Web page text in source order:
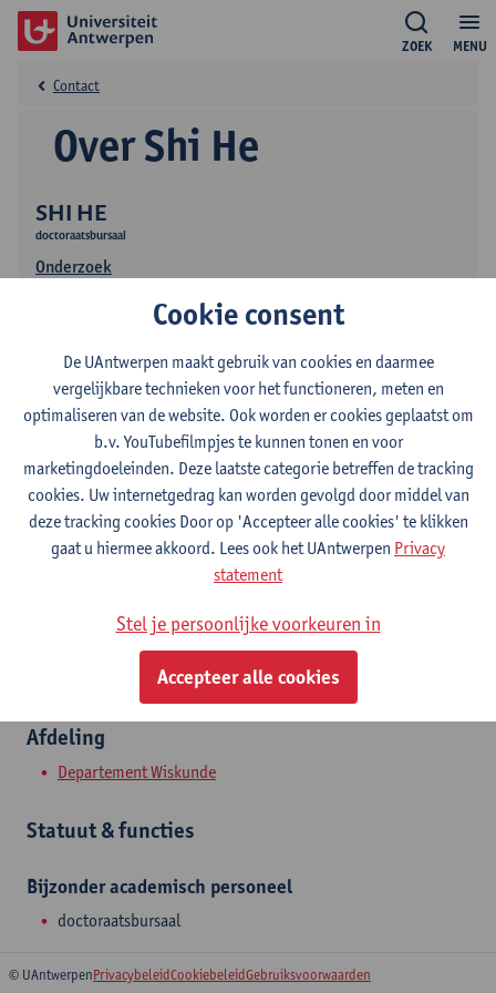
MENU
ZOEK
SHI HE
doctoraatsbursaal
Onderzoek
Over Shi He
Contact
Contact
Campus Middelheim
Toon e-mailadres
2020 Antwerpen, BEL
Afdeling
Departement Wiskunde
Statuut & functies
Bijzonder academisch personeel
doctoraatsbursaal
© UAntwerpenPrivacybeleidCookiebeleidGebruiksvoorwaarden
Cookie consent
De UAntwerpen maakt gebruik van cookies en daarmee
vergelijkbare technieken voor het functioneren, meten en
optimaliseren van de website. Ook worden er cookies geplaatst om
b.v. YouTubefilmpjes te kunnen tonen en voor
marketingdoeleinden. Deze laatste categorie betreffen de tracking
cookies. Uw internetgedrag kan worden gevolgd door middel van
deze tracking cookies Door op 'Accepteer alle cookies' te klikken
gaat u hiermee akkoord. Lees ook het UAntwerpen Privacy
statement
Stel je persoonlijke voorkeuren in
Accepteer alle cookies